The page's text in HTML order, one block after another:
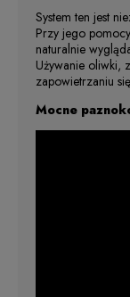
System ten jest
Przy jego
naturalnie
Używanie oliwki,
zapowietrzaniu
Mocne